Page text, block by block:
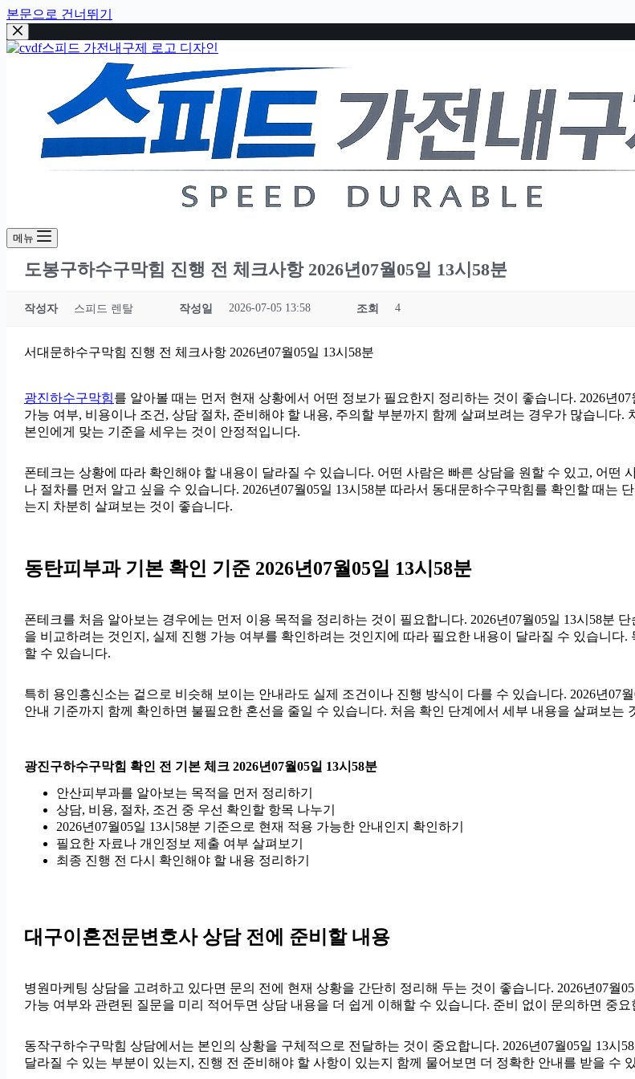
본문으로 건너뛰기
메뉴
도봉구하수구막힘 진행 전 체크사항 2026년07월05일 13시58분
작성자 스피드 렌탈 작성일 2026-07-05 13:58 조회 4
서대문하수구막힘 진행 전 체크사항 2026년07월05일 13시58분
광진하수구막힘를 알아볼 때는 먼저 현재 상황에서 어떤 정보가 필요한지 정리하는 것이 좋습니다. 2026년
가능 여부, 비용이나 조건, 상담 절차, 준비해야 할 내용, 주의할 부분까지 함께 살펴보려는 경우가 많습니다
본인에게 맞는 기준을 세우는 것이 안정적입니다.
폰테크는 상황에 따라 확인해야 할 내용이 달라질 수 있습니다. 어떤 사람은 빠른 상담을 원할 수 있고, 어떤
나 절차를 먼저 알고 싶을 수 있습니다. 2026년07월05일 13시58분 따라서 동대문하수구막힘를 확인할 때는
는지 차분히 살펴보는 것이 좋습니다.
동탄피부과 기본 확인 기준 2026년07월05일 13시58분
폰테크를 처음 알아보는 경우에는 먼저 이용 목적을 정리하는 것이 필요합니다. 2026년07월05일 13시58분
을 비교하려는 것인지, 실제 진행 가능 여부를 확인하려는 것인지에 따라 필요한 내용이 달라질 수 있습니
할 수 있습니다.
특히 용인흥신소는 겉으로 비슷해 보이는 안내라도 실제 조건이나 진행 방식이 다를 수 있습니다. 2026년07
안내 기준까지 함께 확인하면 불필요한 혼선을 줄일 수 있습니다. 처음 확인 단계에서 세부 내용을 살펴보는
광진구하수구막힘 확인 전 기본 체크 2026년07월05일 13시58분
안산피부과를 알아보는 목적을 먼저 정리하기
상담, 비용, 절차, 조건 중 우선 확인할 항목 나누기
2026년07월05일 13시58분 기준으로 현재 적용 가능한 안내인지 확인하기
필요한 자료나 개인정보 제출 여부 살펴보기
최종 진행 전 다시 확인해야 할 내용 정리하기
대구이혼전문변호사 상담 전에 준비할 내용
병원마케팅 상담을 고려하고 있다면 문의 전에 현재 상황을 간단히 정리해 두는 것이 좋습니다. 2026년07월
가능 여부와 관련된 질문을 미리 적어두면 상담 내용을 더 쉽게 이해할 수 있습니다. 준비 없이 문의하면 중
동작구하수구막힘 상담에서는 본인의 상황을 구체적으로 전달하는 것이 중요합니다. 2026년07월05일 13시
달라질 수 있는 부분이 있는지, 진행 전 준비해야 할 사항이 있는지 함께 물어보면 더 정확한 안내를 받을 수